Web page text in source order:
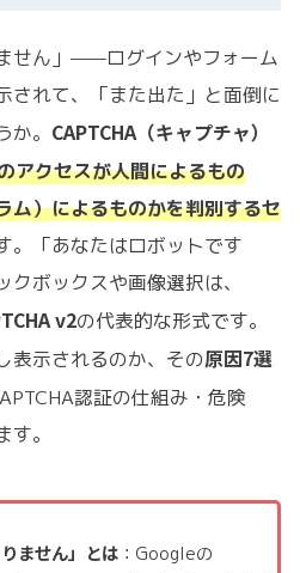
せん」——ログインやフォーム
されて、「また出た」と面倒に
。 CAPTCHA（キャプチャ）
アクセスが人間によるもの
ム）によるものかを判別するセ
。「あなたはロボットです
ボックスや画像選択は、
v2の代表的な形式です。
表示されるのか、その原因7選
認証の仕組み・危険
。
ません」とは ：Googleの